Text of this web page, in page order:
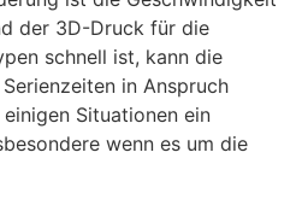
der 3D-Druck für die
schnell ist, kann die
in Anspruch
Situationen ein
wenn es um die